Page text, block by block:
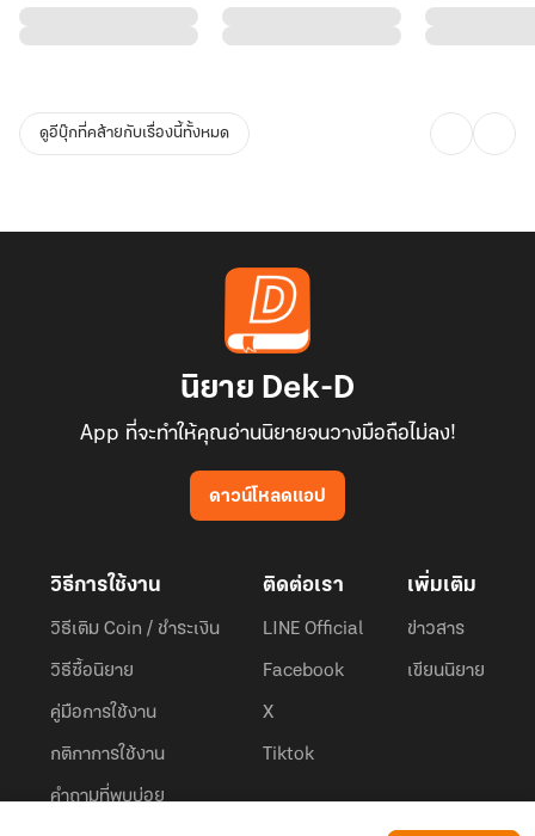
ดูอีบุ๊กที่คล้ายกับเรื่องนี้ทั้งหมด
นิยาย Dek-D
App ที่จะทำให้คุณอ่านนิยายจนวางมือถือไม่ลง!
ดาวน์โหลดแอป
วิธีการใช้งาน
วิธีเติม Coin / ชำระเงิน
วิธีซื้อนิยาย
คู่มือการใช้งาน
กติกาการใช้งาน
คำถามที่พบบ่อย
ติดต่อเรา
LINE Official
Facebook
X
Tiktok
เพิ่มเติม
ข่าวสาร
เขียนนิยาย